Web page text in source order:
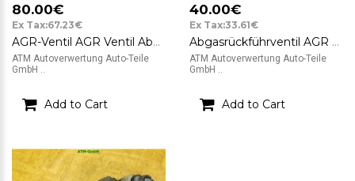
80.00€
Ex Tax:67.23€
AGR-Ventil AGR Ventil Abgasrückführventil Fiat Stilo Pierburg 7.22946.20 B714
ATM Autoverwertung Auto-Teile
GmbH ..
Add to Cart
40.00€
Ex Tax:33.61€
Abgasrückführventil AGR Opel Vectra C Pierburg 55215031 5.00240.05 10T145
ATM Autoverwertung Auto-Teile
GmbH ..
Add to Cart